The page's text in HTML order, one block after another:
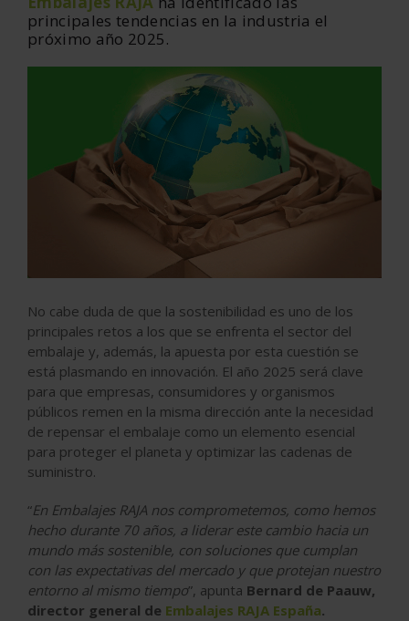
principales tendencias en la industria el
próximo año 2025.
No cabe duda de que la sostenibilidad es uno de los
principales retos a los que se enfrenta el sector del
embalaje y, además, la apuesta por esta cuestión se
está plasmando en innovación. El año 2025 será clave
para que empresas, consumidores y organismos
públicos remen en la misma dirección ante la necesidad
de repensar el embalaje como un elemento esencial
para proteger el planeta y optimizar las cadenas de
suministro.
“En Embalajes RAJA nos comprometemos, como hemos
hecho durante 70 años, a liderar este cambio hacia un
mundo más sostenible, con soluciones que cumplan
con las expectativas del mercado y que protejan nuestro
entorno al mismo tiempo”, apunta Bernard de Paauw,
director general de Embalajes RAJA España.